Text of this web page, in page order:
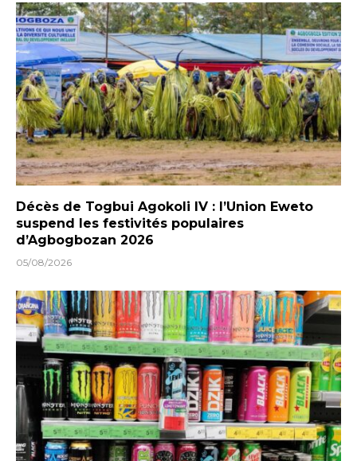
Décès de Togbui Agokoli IV : l’Union Eweto
suspend les festivités populaires
d’Agbogbozan 2026
05/08/2026